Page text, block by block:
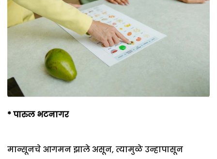
*पारुल भटनागर
मान्सूनचे आगमन झाले असून, त्यामुळे उन्हापासून